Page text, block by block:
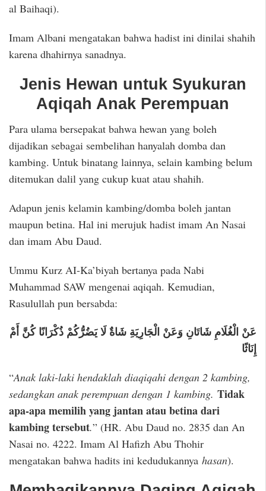
al Baihaqi).
Imam Albani mengatakan bahwa hadist ini dinilai shahih
karena dhahirnya sanadnya.
Jenis Hewan untuk Syukuran
Aqiqah Anak Perempuan
Para ulama bersepakat bahwa hewan yang boleh
dijadikan sebagai sembelihan hanyalah domba dan
kambing. Untuk binatang lainnya, selain kambing belum
ditemukan dalil yang cukup kuat atau shahih.
Adapun jenis kelamin kambing/domba boleh jantan
maupun betina. Hal ini merujuk hadist imam An Nasai
dan imam Abu Daud.
Ummu Kurz AI-Ka’biyah bertanya pada Nabi
Muhammad SAW mengenai aqiqah. Kemudian,
Rasulullah pun bersabda:
عَنْ الْغُلَامِ شَاتَانِ وَعَنْ الْجَارِيَةِ شَاةٌ لَا يَضُرُّكُمْ ذُكْرَانًا كُنَّ أَمْ
إِنَاثًا
“Anak laki-laki hendaklah diaqiqahi dengan 2 kambing,
sedangkan anak perempuan dengan 1 kambing. Tidak
apa-apa memilih yang jantan atau betina dari
kambing tersebut.” (HR. Abu Daud no. 2835 dan An
Nasai no. 4222. Imam Al Hafizh Abu Thohir
mengatakan bahwa hadits ini kedudukannya hasan).